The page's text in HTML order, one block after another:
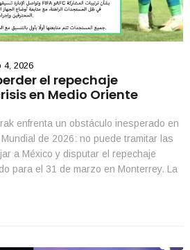
4, 2026
el repechaje
en Medio Oriente
enfrenta un obstáculo inesperado en
de 2026: no puede tramitar las
a México y disputar el repechaje
para el 31 de marzo en Monterrey. La